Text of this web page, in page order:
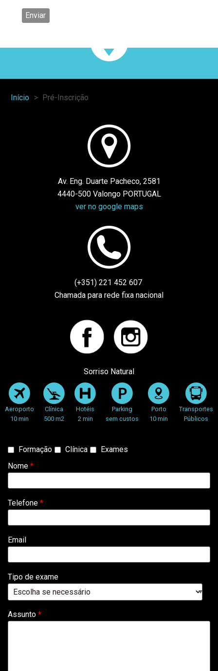
You
Início Pré-Inscrição
Av. Eng. Duarte Pacheco, 2581
4440-500 Valongo PORTUGAL
ver no google maps
(+351) 221 452 607
Chamada para rede fixa nacional
Sorriso Natural
Aeroporto
10 min
Clínica
500 m2
Hotéis
2 min
Parking
sem custos
Porto
10 min
Transportes
Públicos
Tipo
Contacto
Formação Clínica
Exames
Nome *
Telefone *
Email
Tipo de exame
Assunto *